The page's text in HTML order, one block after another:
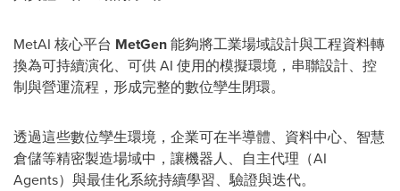
MetAI 核心平台 MetGen能夠將工業場域設計與工程資料轉
換為可持續演化、可供 AI 使用的模擬環境，串聯設計、控
制與營運流程，形成完整的數位孿生閉環。
透過這些數位孿生環境，企業可在半導體、資料中心、智慧
倉儲等精密製造場域中，讓機器人、自主代理（AI
Agents）與最佳化系統持續學習、驗證與迭代。